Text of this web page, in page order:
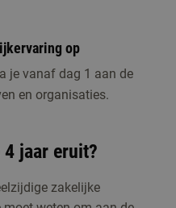
op
je vanaf dag 1 aan de
en organisaties.
4 jaar eruit?
zakelijke